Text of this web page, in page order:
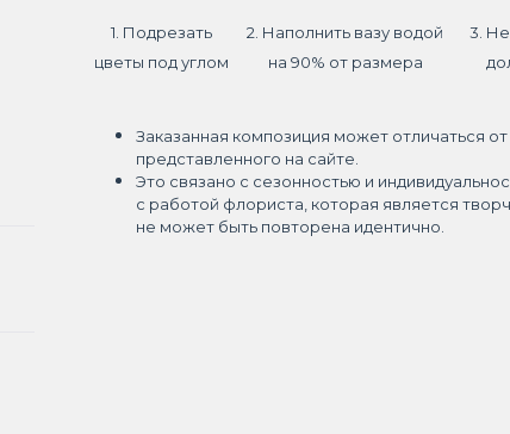
1. Подрезать
цветы под углом
2. Наполнить вазу водой
на 90% от размера
3.
Заказанная композиция может отличаться
представленного на сайте.
Это связано с сезонностью и
с работой флориста, которая является
не может быть повторена идентично.